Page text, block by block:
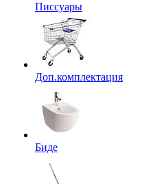
Писсуары
Доп.комплектация
Биде